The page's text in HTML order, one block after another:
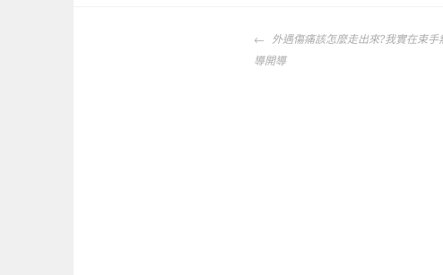
文
章
外遇傷痛該怎麼走出來?我實在束手
導開導